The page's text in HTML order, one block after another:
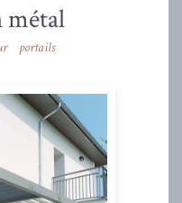
métal
portails